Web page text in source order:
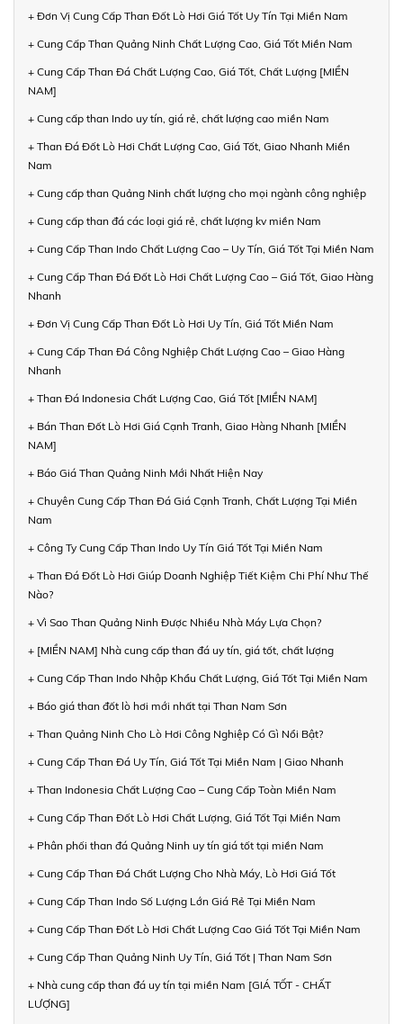
+ Đơn Vị Cung Cấp Than Đốt Lò Hơi Giá Tốt Uy Tín Tại Miền Nam
+ Cung Cấp Than Quảng Ninh Chất Lượng Cao, Giá Tốt Miền Nam
+ Cung Cấp Than Đá Chất Lượng Cao, Giá Tốt, Chất Lượng [MIỀN
NAM]
+ Cung cấp than Indo uy tín, giá rẻ, chất lượng cao miền Nam
+ Than Đá Đốt Lò Hơi Chất Lượng Cao, Giá Tốt, Giao Nhanh Miền
Nam
+ Cung cấp than Quảng Ninh chất lượng cho mọi ngành công nghiệp
+ Cung cấp than đá các loại giá rẻ, chất lượng kv miền Nam
+ Cung Cấp Than Indo Chất Lượng Cao – Uy Tín, Giá Tốt Tại Miền Nam
+ Cung Cấp Than Đá Đốt Lò Hơi Chất Lượng Cao – Giá Tốt, Giao Hàng
Nhanh
+ Đơn Vị Cung Cấp Than Đốt Lò Hơi Uy Tín, Giá Tốt Miền Nam
+ Cung Cấp Than Đá Công Nghiệp Chất Lượng Cao – Giao Hàng
Nhanh
+ Than Đá Indonesia Chất Lượng Cao, Giá Tốt [MIỀN NAM]
+ Bán Than Đốt Lò Hơi Giá Cạnh Tranh, Giao Hàng Nhanh [MIỀN
NAM]
+ Báo Giá Than Quảng Ninh Mới Nhất Hiện Nay
+ Chuyên Cung Cấp Than Đá Giá Cạnh Tranh, Chất Lượng Tại Miền
Nam
+ Công Ty Cung Cấp Than Indo Uy Tín Giá Tốt Tại Miền Nam
+ Than Đá Đốt Lò Hơi Giúp Doanh Nghiệp Tiết Kiệm Chi Phí Như Thế
Nào?
+ Vì Sao Than Quảng Ninh Được Nhiều Nhà Máy Lựa Chọn?
+ [MIỀN NAM] Nhà cung cấp than đá uy tín, giá tốt, chất lượng
+ Cung Cấp Than Indo Nhập Khẩu Chất Lượng, Giá Tốt Tại Miền Nam
+ Báo giá than đốt lò hơi mới nhất tại Than Nam Sơn
+ Than Quảng Ninh Cho Lò Hơi Công Nghiệp Có Gì Nổi Bật?
+ Cung Cấp Than Đá Uy Tín, Giá Tốt Tại Miền Nam | Giao Nhanh
+ Than Indonesia Chất Lượng Cao – Cung Cấp Toàn Miền Nam
+ Cung Cấp Than Đốt Lò Hơi Chất Lượng, Giá Tốt Tại Miền Nam
+ Phân phối than đá Quảng Ninh uy tín giá tốt tại miền Nam
+ Cung Cấp Than Đá Chất Lượng Cho Nhà Máy, Lò Hơi Giá Tốt
+ Cung Cấp Than Indo Số Lượng Lớn Giá Rẻ Tại Miền Nam
+ Cung Cấp Than Đốt Lò Hơi Chất Lượng Cao Giá Tốt Tại Miền Nam
+ Cung Cấp Than Quảng Ninh Uy Tín, Giá Tốt | Than Nam Sơn
+ Nhà cung cấp than đá uy tín tại miền Nam [GIÁ TỐT - CHẤT
LƯỢNG]